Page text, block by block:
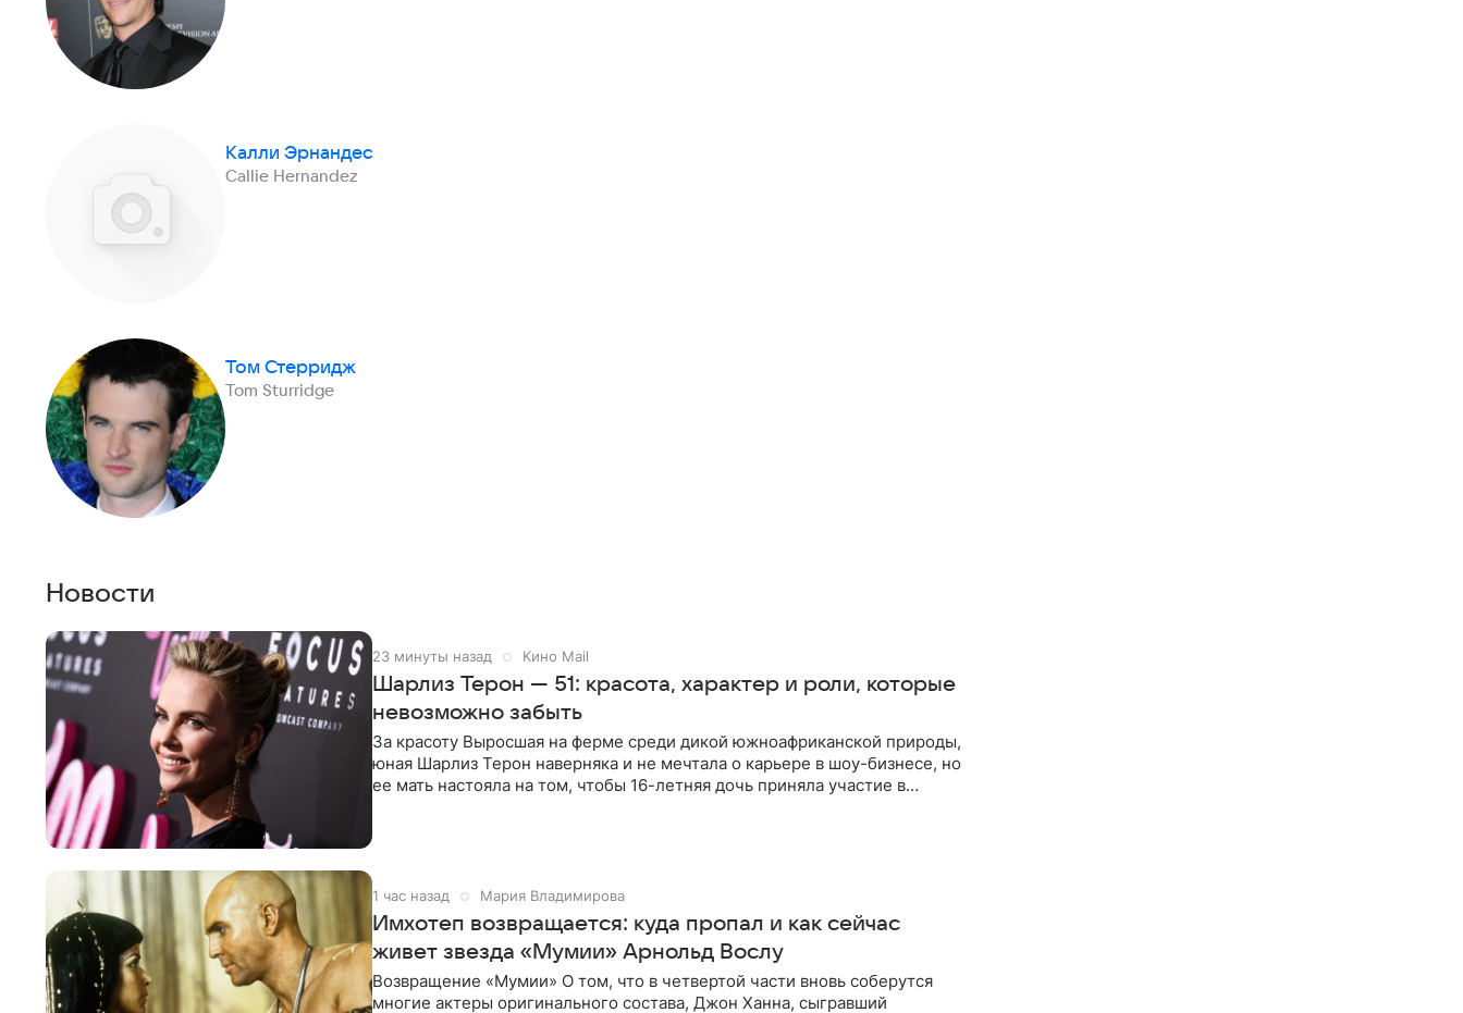
Калли Эрнандес
Callie Hernandez
Том Стерридж
Tom Sturridge
Новости
23 минуты назад Кино Mail
Шарлиз Терон — 51: красота, характер и роли, которые
невозможно забыть
За красоту Выросшая на ферме среди дикой южноафриканской природы,
юная Шарлиз Терон наверняка и не мечтала о карьере в шоу-бизнесе, но
ее мать настояла на том, чтобы 16-летняя дочь приняла участие в
1 час назад Мария Владимирова
Имхотеп возвращается: куда пропал и как сейчас
живет звезда «Мумии» Арнольд Вослу
Возвращение «Мумии» О том, что в четвертой части вновь соберутся
многие актеры оригинального состава, Джон Ханна, сыгравший